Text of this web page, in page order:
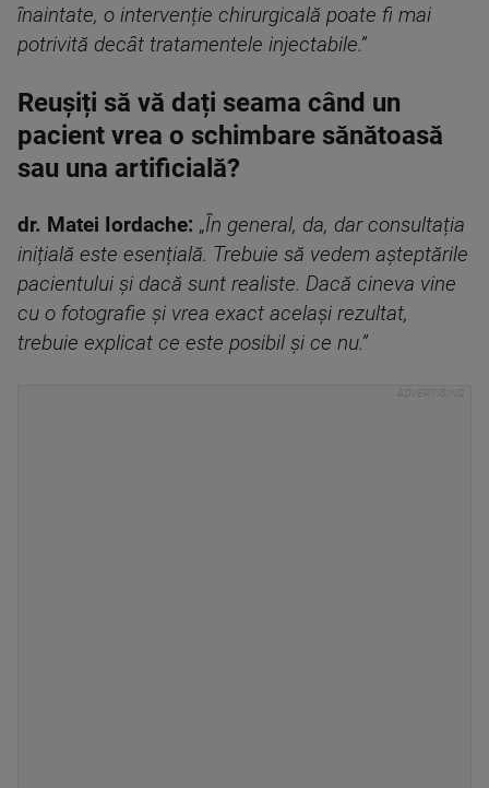
înaintate, o intervenție chirurgicală poate fi mai
potrivită decât tratamentele injectabile.”
Reușiți să vă dați seama când un
pacient vrea o schimbare sănătoasă
sau una artificială?
dr. Matei Iordache: „În general, da, dar consultația
inițială este esențială. Trebuie să vedem așteptările
pacientului și dacă sunt realiste. Dacă cineva vine
cu o fotografie și vrea exact același rezultat,
trebuie explicat ce este posibil și ce nu.”